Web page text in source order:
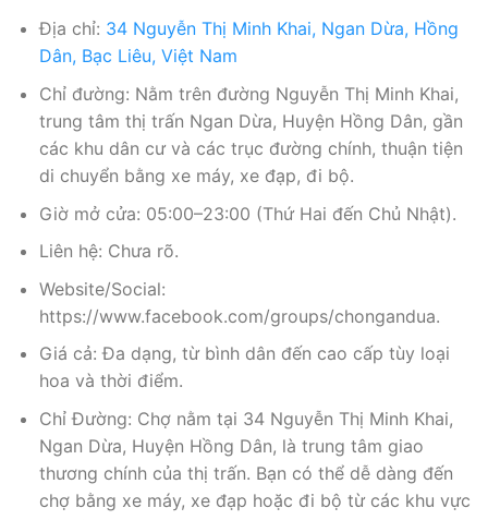
Địa chỉ: 34 Nguyễn Thị Minh Khai, Ngan Dừa, Hồng
Dân, Bạc Liêu, Việt Nam
Chỉ đường: Nằm trên đường Nguyễn Thị Minh Khai,
trung tâm thị trấn Ngan Dừa, Huyện Hồng Dân, gần
các khu dân cư và các trục đường chính, thuận tiện
di chuyển bằng xe máy, xe đạp, đi bộ.
Giờ mở cửa: 05:00–23:00 (Thứ Hai đến Chủ Nhật).
Liên hệ: Chưa rõ.
Website/Social:
https://www.facebook.com/groups/chongandua.
Giá cả: Đa dạng, từ bình dân đến cao cấp tùy loại
hoa và thời điểm.
Chỉ Đường: Chợ nằm tại 34 Nguyễn Thị Minh Khai,
Ngan Dừa, Huyện Hồng Dân, là trung tâm giao
thương chính của thị trấn. Bạn có thể dễ dàng đến
chợ bằng xe máy, xe đạp hoặc đi bộ từ các khu vực